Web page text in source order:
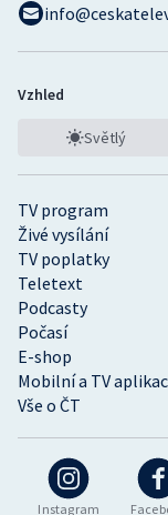
Instagram
TV program
Živé vysílání
TV poplatky
Teletext
Podcasty
Počasí
E-shop
Mobilní a TV
Vše o ČT
Vzhled
Světlý